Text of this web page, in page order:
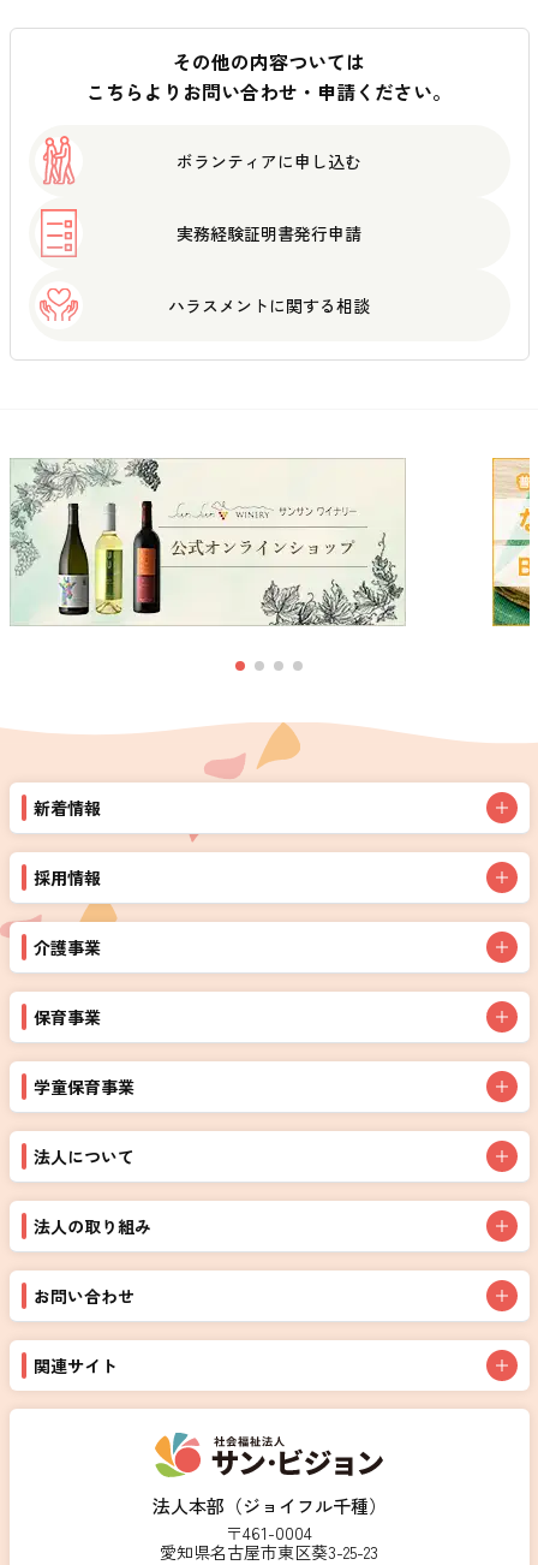
その他の内容ついては
こちらよりお問い合わせ・申請ください。
ボランティアに申し込む
実務経験証明書発行申請
ハラスメントに関する相談
法人本部（ジョイフル千種）
〒461-0004
愛知県名古屋市東区葵3-25-23
新着情報
採用情報
介護事業
保育事業
学童保育事業
法人について
法人の取り組み
お問い合わせ
関連サイト